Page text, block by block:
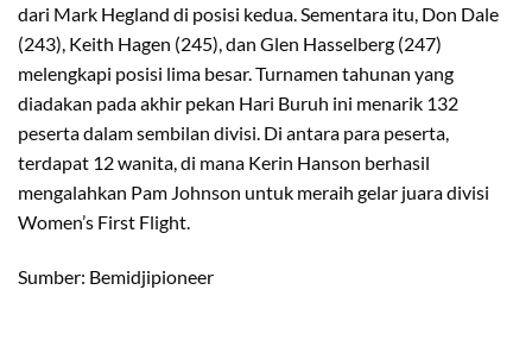
dari Mark Hegland di posisi kedua. Sementara itu, Don Dale
(243), Keith Hagen (245), dan Glen Hasselberg (247)
melengkapi posisi lima besar. Turnamen tahunan yang
diadakan pada akhir pekan Hari Buruh ini menarik 132
peserta dalam sembilan divisi. Di antara para peserta,
terdapat 12 wanita, di mana Kerin Hanson berhasil
mengalahkan Pam Johnson untuk meraih gelar juara divisi
Women’s First Flight.
Sumber: Bemidjipioneer